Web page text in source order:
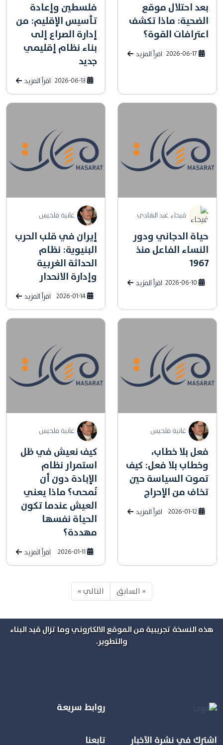
بعد احتلال موقع
الضحية: ماذا تكشف
اعترافات القوة؟
اقرأ المزيد
فلسطين وإعادة
تأسيس الإقليم: من
إدارة الصراع إلى
بناء نظام إقليمي
جديد
اقرأ المزيد
فيحاء عبد الهادي
حياة الدجاني ودور
النساء الفاعل منذ
1967
اقرأ المزيد
غانية ملحيس
إيران في قلب الحرب
البنيوية: نظام
الحداثة الغربية
وإدارة الانحدار
اقرأ المزيد
غانية ملحيس
فعل بلا خطاب،
وخطاب بلا فعل: كيف
تموت السياسة حين
تخاف من الإحراج
اقرأ المزيد
غانية ملحيس
كيف نعيش في ظل
استمرار نظام
الإبادة دون أن
نُمحى؟ ماذا يعني
العيش عندما تكون
الحياة نفسها
مهددة؟
اقرأ المزيد
« السابق التالي »
هذه النسخة تجريبية من الموقع الالكتروني وما تزال قيد البناء
والتطوير.
روابط سريعة
اشترك في نشرة الأخبار تابعنا